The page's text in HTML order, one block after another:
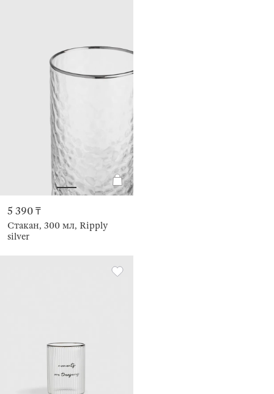
5 390 ₸
Стакан, 300 мл, Ripply
silver